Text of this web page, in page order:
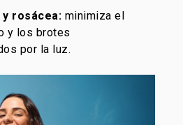
rosácea: minimiza el
y los brotes
por la luz.